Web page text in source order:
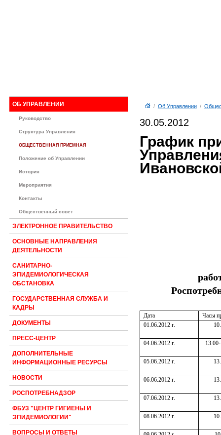
ОБ УПРАВЛЕНИИ
Руководство
Структура Управления
ОБЩЕСТВЕННАЯ ПРИЕМНАЯ
Положение об Управлении
История
Мероприятия
Контакты
Общественный совет
ЭЛЕКТРОННОЕ ПРАВИТЕЛЬСТВО
ОСНОВНЫЕ НАПРАВЛЕНИЯ
ДЕЯТЕЛЬНОСТИ
САНИТАРНО-
ЭПИДЕМИОЛОГИЧЕСКАЯ
ОБСТАНОВКА
ГОСУДАРСТВЕННАЯ СЛУЖБА И
КАДРЫ
ДОКУМЕНТЫ
ПРЕСС-ЦЕНТР
ДОПОЛНИТЕЛЬНЫЕ
ИНФОРМАЦИОННЫЕ РЕСУРСЫ
НОВОСТИ
РОСПОТРЕБНАДЗОР
ФБУЗ "ЦЕНТР ГИГИЕНЫ И
ЭПИДЕМИОЛОГИИ"
ВОПРОСЫ И ОТВЕТЫ
/ Об Управлении/
30.05.2012
График
Дата
Часы
01.06.2012 г.
04.06.2012 г.
05.06.2012 г.
06.06.2012 г.
07.06.2012 г.
08.06.2012 г.